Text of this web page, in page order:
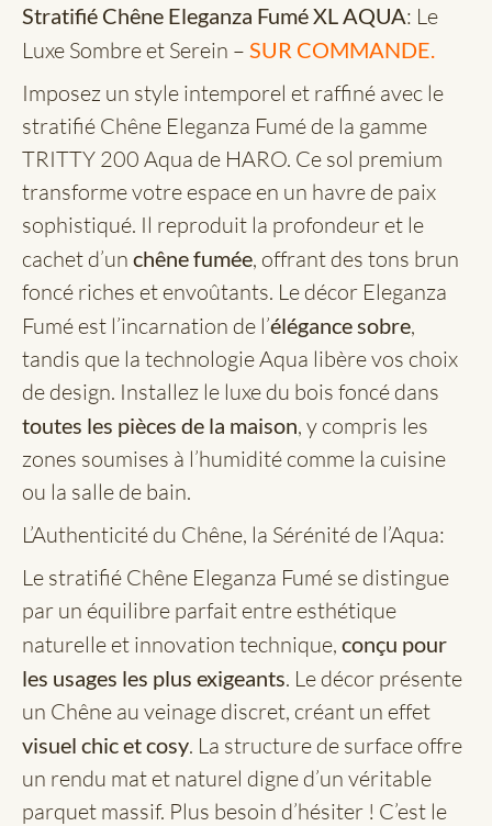
Stratifié Chêne Eleganza Fumé XL AQUA: Le
Luxe Sombre et Serein – SUR COMMANDE.
Imposez un style intemporel et raffiné avec le
stratifié Chêne Eleganza Fumé de la gamme
TRITTY 200 Aqua de HARO. Ce sol premium
transforme votre espace en un havre de paix
sophistiqué. Il reproduit la profondeur et le
cachet d’un chêne fumée, offrant des tons brun
foncé riches et envoûtants. Le décor Eleganza
Fumé est l’incarnation de l’élégance sobre,
tandis que la technologie Aqua libère vos choix
de design. Installez le luxe du bois foncé dans
toutes les pièces de la maison, y compris les
zones soumises à l’humidité comme la cuisine
ou la salle de bain.
L’Authenticité du Chêne, la Sérénité de l’Aqua:
Le stratifié Chêne Eleganza Fumé se distingue
par un équilibre parfait entre esthétique
naturelle et innovation technique, conçu pour
les usages les plus exigeants. Le décor présente
un Chêne au veinage discret, créant un effet
visuel chic et cosy. La structure de surface offre
un rendu mat et naturel digne d’un véritable
parquet massif. Plus besoin d’hésiter ! C’est le